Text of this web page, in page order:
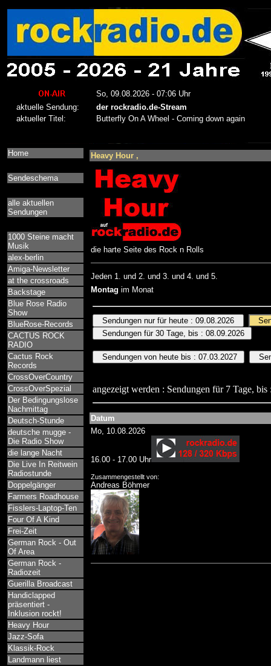
Home
Sendeschema
alle aktuellen
Sendungen
1000 Steine macht
Musik
alex-berlin
Amiga-Newsletter
at the crossroads
Backstage
Blue Rose Radio
Show
BlueRose-Records
CACTUS ROCK
RADIO
Cactus Rock
Records
CrossOverCountry
CrossOverSpezial
Der Bedingungslose
Nachmittag
Deutsch-Stunde
deutsche mugge -
Die Radio Show
die lange Nacht
Die Live In Reitwein
Radiostunde
Doppelgänger
Farmers Roadhouse
Fisslers-Laptop-Ten
Four Of A Kind
Frei-Zeit
German Rock - Out
Of Area
German Rock -
Radiozeit
Guerilla Broadcast
Handiclapped
präsentiert -
Inklusion rockt!
Heavy Hour
Jazz-Sofa
Klassik-Rock
Landmann liest
Heavy Hour ,
die harte Seite des Rock n Rolls
Jeden 1. und 2. und 3. und 4. und 5.
Montag im Monat
angezeigt werden : Sendungen für 7 Tage, bis
Datum
Mo, 10.08.2026
16.00 - 17.00 Uhr
Zusammengestellt von:
Andreas Böhmer